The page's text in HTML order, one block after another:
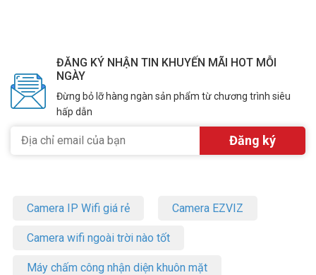
ĐĂNG KÝ NHẬN TIN KHUYẾN MÃI HOT MỖI
NGÀY
Đừng bỏ lỡ hàng ngàn sản phẩm từ chương trình siêu
hấp dẫn
Camera IP Wifi giá rẻ Camera EZVIZ
Camera wifi ngoài trời nào tốt
Máy chấm công nhận diện khuôn mặt